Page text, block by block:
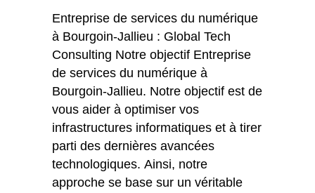
Entreprise de services du numérique
à Bourgoin-Jallieu : Global Tech
Consulting Notre objectif Entreprise
de services du numérique à
Bourgoin-Jallieu. Notre objectif est de
vous aider à optimiser vos
infrastructures informatiques et à tirer
parti des dernières avancées
technologiques. Ainsi, notre
approche se base sur un véritable